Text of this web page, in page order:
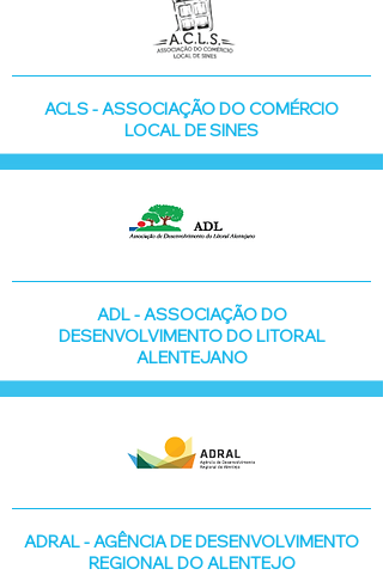
ACLS - ASSOCIAÇÃO DO COMÉRCIO
LOCAL DE SINES
ADL - ASSOCIAÇÃO DO
DESENVOLVIMENTO DO LITORAL
ALENTEJANO
ADRAL - AGÊNCIA DE DESENVOLVIMENTO
REGIONAL DO ALENTEJO